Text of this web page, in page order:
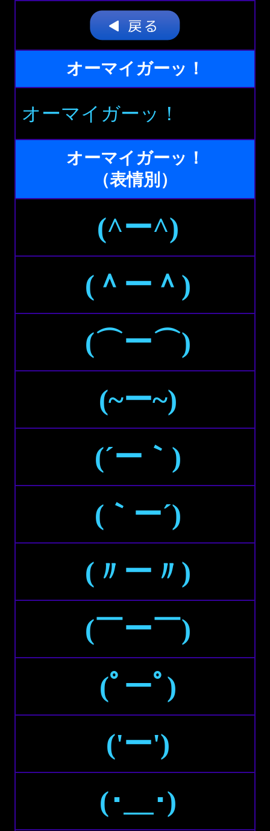
オーマイガーッ！
オーマイガーッ！
オーマイガーッ！
（表情別）
(^ー^)
(＾ー＾)
(⌒ー⌒)
(~ー~)
(´ー｀)
(｀ー´)
(〃ー〃)
(￣ー￣)
(ﾟーﾟ)
('ー')
(･＿･)